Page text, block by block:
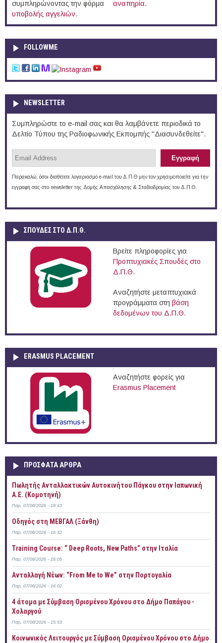
συμπληρώνοντας την φόρμα
υποβολής αγγελιών.
αναπηρία.
FOLLOWME
NEWSLETTER
Συμπληρώστε το e-mail σας και θα λαμβάνετε περιοδικά το
Δελτίο Τύπου της Ραδιοφωνικής Εκπομπής "Διασυνδεθείτε".
Παρακαλώ, όσοι διαθέτετε λογαριασμό e-mail του Δ.Π.Θ μην τον χρησιμοποιείτε για την
εγγραφή σας στο newsletter της Δομής Απασχόλησης & Σταδιοδρομίας του Δ.Π.Θ.
ΣΠΟΥΔΈΣ ΣΤΟ Δ.Π.Θ.
Βρείτε πληροφορίες για
Προπτυχιακές Σπουδές στο
Δ.Π.Θ.
Αναζητήστε μεταπτυχιακά
προγράμματα στη βάση
δεδομένων του Δ.Π.Θ.
ERASMUS PLACEMENT
Αναζητήστε φορείς για
Erasmus Placement
ΠΡOΣΦΑΤΑ AΡΘΡΑ
Πωλητής Ανταλλακτικών Αυτοκινήτου Πάγκου στην Ιαπωνική
Α.Ε. (Κομοτηνή)
Παρ, 07/08/2026 - 18:43
Οδηγός στη ΜΕΒΓΑΛ (Ξάνθη)
Παρ, 07/08/2026 - 16:32
Training Course: “ Deep Roots, New Paths” στην Ιταλία
Παρ, 07/08/2026 - 16:05
Ανταλλαγή Νέων: “From Me to We” στην Πορτογαλία
Παρ, 07/08/2026 - 16:02
4 άτομα με Σύμβαση Ορισμένου Χρόνου στο Δήμο Παπάγου -
Χολαργού
Παρ, 07/08/2026 - 15:53
Κοινωνικός Λειτουργός με Σύμβαση Ορισμένου Χρόνου στο Δήμο